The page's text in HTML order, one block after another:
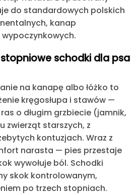
do standardowych polskich
kanap
schodki dla psa
na kanapę albo łóżko to
kręgosłupa i stawów —
o długim grzbiecie (jamnik,
zwierząt starszych, z
kontuzjach. Wraz z
narasta — pies przestaje
wywołuje ból. Schodki
skok kontrolowanym,
po trzech stopniach.